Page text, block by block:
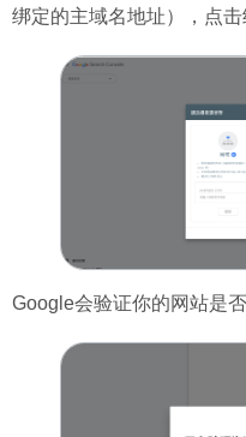
绑定的主域名地址），点击
Google会验证你的网站是否